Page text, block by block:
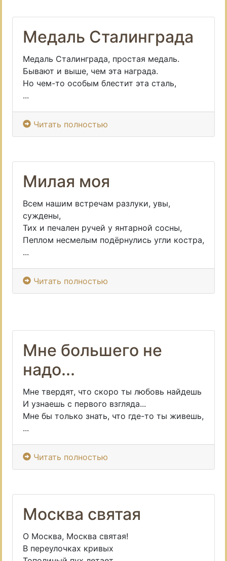
Медаль Сталинграда
Медаль Сталинграда, простая медаль.
Бывают и выше, чем эта награда.
Но чем-то особым блестит эта сталь,
...
Читать полностью
Милая моя
Всем нашим встречам разлуки, увы,
суждены,
Тих и печален ручей у янтарной сосны,
Пеплом несмелым подёрнулись угли костра,
...
Читать полностью
Мне большего не
надо...
Мне твердят, что скоро ты любовь найдешь
И узнаешь с первого взгляда...
Мне бы только знать, что где-то ты живешь,
...
Читать полностью
Москва святая
О Москва, Москва святая!
В переулочках кривых